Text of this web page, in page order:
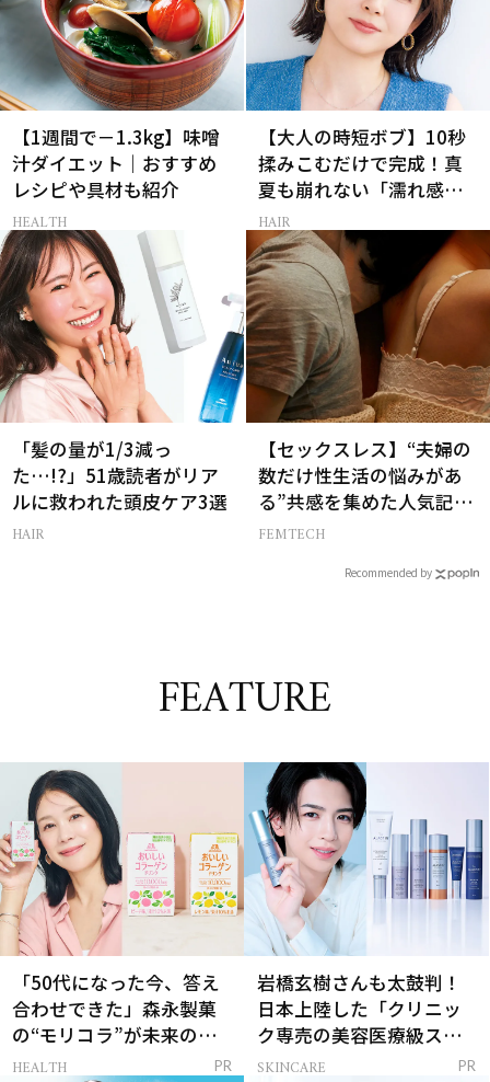
【1週間で－1.3kg】味噌
汁ダイエット｜おすすめ
レシピや具材も紹介
HEALTH
【大人の時短ボブ】10秒
揉みこむだけで完成！真
夏も崩れない「濡れ感ハ
ンサムヘア」
HAIR
「髪の量が1/3減っ
た…!?」51歳読者がリア
ルに救われた頭皮ケア3選
HAIR
【セックスレス】“夫婦の
数だけ性生活の悩みがあ
る”共感を集めた人気記事
10選
FEMTECH
Recommended by
FEATURE
「50代になった今、答え
合わせできた」森永製菓
の“モリコラ”が未来のキ
レイを連れてくる！
HEALTH PR
岩橋玄樹さんも太鼓判！
日本上陸した「クリニッ
ク専売の美容医療級スキ
ンケア」
SKINCARE PR